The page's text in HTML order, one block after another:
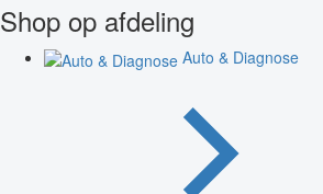
Shop op afdeling
Auto & Diagnose